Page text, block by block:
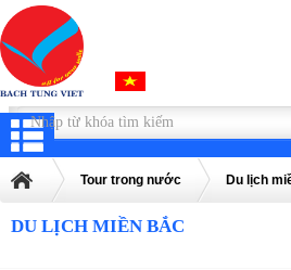
Tour trong nước Du lịch
DU LỊCH MIỀN BẮC